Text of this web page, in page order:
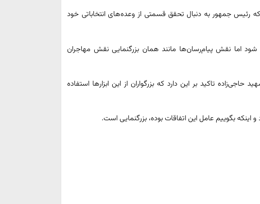
رئیس جمهور به دنبال تحقق قسمتی از وعده‌های انتخاباتی خود
شود اما نقش پیام‌رسان‌ها مانند همان بزرگنمایی نقش مهاجران
تاکید بر این دارد که بزرگواران از این ابزارها استفاده
بگوییم عامل این اتفاقات بوده، بزرگنمایی است.